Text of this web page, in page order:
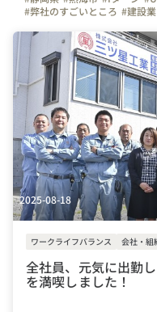
#弊社のすごいところ #建設業
#年末年始
#賞与 #利益配当
#三ツ星工業 #写真で伝える会
#社内イベント #自慢の福利
#上司や先輩のキャラクター #
#転職してよかったこと
2025-08-18
ワークライフバランス 会社・組
全社員、元気に出勤
を満喫しました！